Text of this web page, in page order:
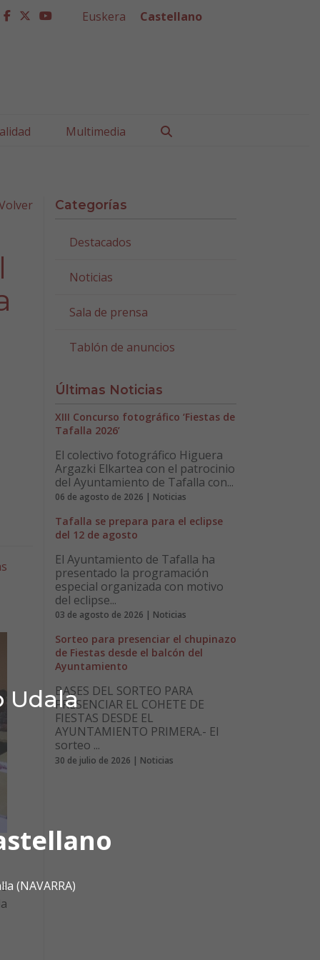
Udala
(NAVARRA)
facebook
twitter
youtube
Euskera Castellano
Multimedia
Categorías
Destacados
Noticias
Sala de prensa
Tablón de anuncios
Últimas Noticias
XIII Concurso fotográfico ‘Fiestas de
Tafalla 2026’
El colectivo fotográfico Higuera
Argazki Elkartea con el patrocinio
del Ayuntamiento de Tafalla con...
06 de agosto de 2026 | Noticias
Tafalla se prepara para el eclipse
del 12 de agosto
El Ayuntamiento de Tafalla ha
presentado la programación
especial organizada con motivo
del eclipse...
03 de agosto de 2026 | Noticias
Sorteo para presenciar el chupinazo
de Fiestas desde el balcón del
Ayuntamiento
BASES DEL SORTEO PARA
PRESENCIAR EL COHETE DE
FIESTAS DESDE EL
AYUNTAMIENTO PRIMERA.- El
sorteo ...
30 de julio de 2026 | Noticias